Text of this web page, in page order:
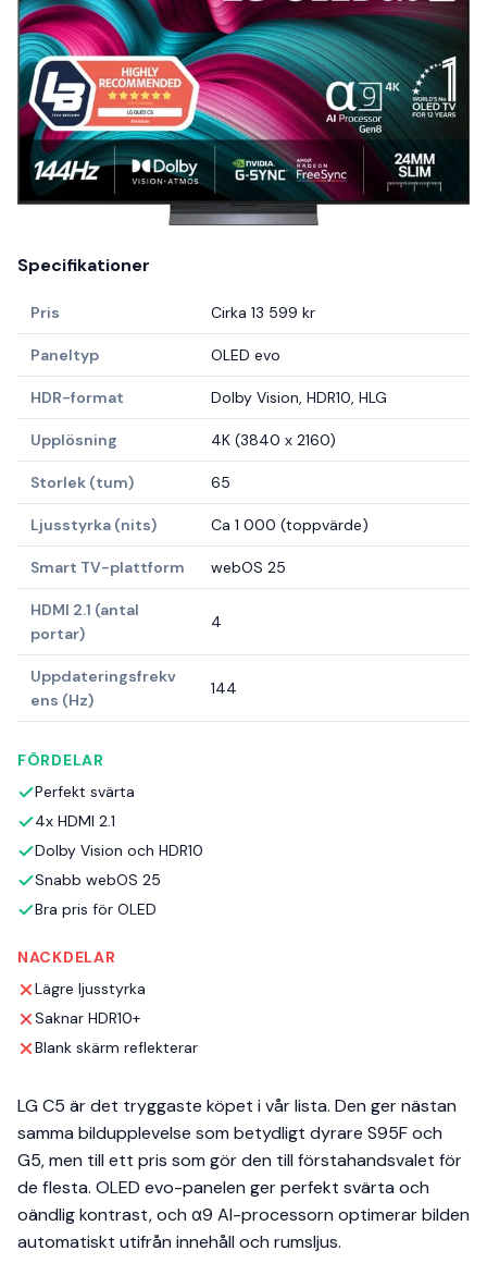
Specifikationer
Pris Cirka 13 599 kr
Paneltyp OLED evo
HDR-format Dolby Vision, HDR10, HLG
Upplösning 4K (3840 x 2160)
Storlek (tum) 65
Ljusstyrka (nits) Ca 1 000 (toppvärde)
Smart TV-plattform webOS 25
HDMI 2.1 (antal
portar)
4
Uppdateringsfrekv
ens (Hz)
144
FÖRDELAR
Perfekt svärta
4x HDMI 2.1
Dolby Vision och HDR10
Snabb webOS 25
Bra pris för OLED
NACKDELAR
Lägre ljusstyrka
Saknar HDR10+
Blank skärm reflekterar
LG C5 är det tryggaste köpet i vår lista. Den ger nästan
samma bildupplevelse som betydligt dyrare S95F och
G5, men till ett pris som gör den till förstahandsvalet för
de flesta. OLED evo-panelen ger perfekt svärta och
oändlig kontrast, och α9 AI-processorn optimerar bilden
automatiskt utifrån innehåll och rumsljus.